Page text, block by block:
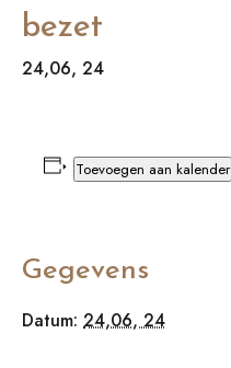
bezet
24,06, 24
Toevoegen aan kalender
Gegevens
Datum: 24,06, 24